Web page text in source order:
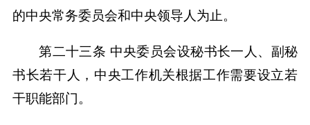
的中央常务委员会和中央领导人为止。
第二十三条 中央委员会设秘书长一人、副秘
书长若干人，中央工作机关根据工作需要设立若
干职能部门。